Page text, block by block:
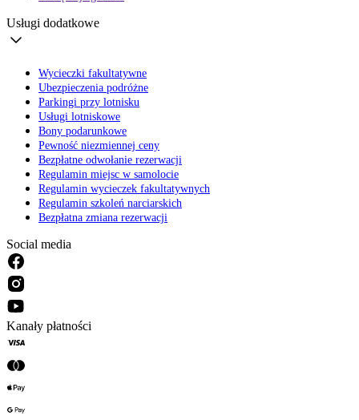
Usługi dodatkowe
Wycieczki fakultatywne
Ubezpieczenia podróżne
Parkingi przy lotnisku
Usługi lotniskowe
Bony podarunkowe
Pewność niezmiennej ceny
Bezpłatne odwołanie rezerwacji
Regulamin miejsc w samolocie
Regulamin wycieczek fakultatywnych
Regulamin szkoleń narciarskich
Bezpłatna zmiana rezerwacji
Social media
Kanały płatności